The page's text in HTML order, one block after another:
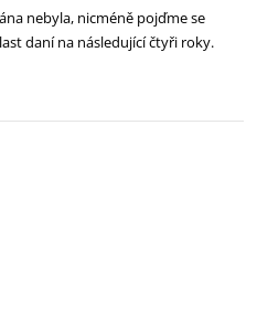
nebyla, nicméně pojďme se
daní na následující čtyři roky.